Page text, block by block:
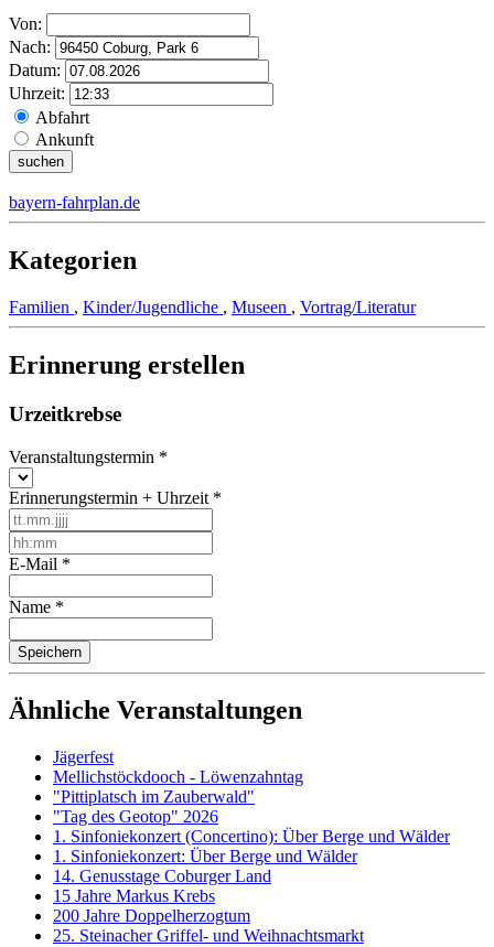
Von:
Nach:
Datum:
Uhrzeit:
Abfahrt
Ankunft
bayern-fahrplan.de
Kategorien
Familien , Kinder/Jugendliche , Museen , Vortrag/Literatur
Erinnerung erstellen
Urzeitkrebse
Veranstaltungstermin *
Erinnerungstermin + Uhrzeit *
E-Mail *
Name *
Ähnliche Veranstaltungen
Jägerfest
Mellichstöckdooch - Löwenzahntag
"Pittiplatsch im Zauberwald"
"Tag des Geotop" 2026
1. Sinfoniekonzert (Concertino): Über Berge und Wälder
1. Sinfoniekonzert: Über Berge und Wälder
14. Genusstage Coburger Land
15 Jahre Markus Krebs
200 Jahre Doppelherzogtum
25. Steinacher Griffel- und Weihnachtsmarkt